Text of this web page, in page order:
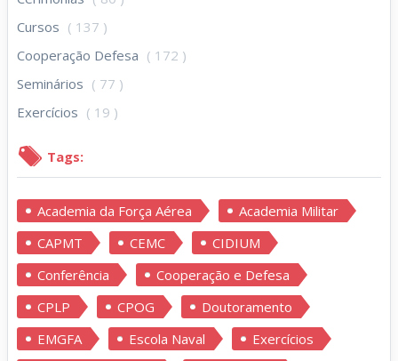
Cursos ( 137 )
Cooperação Defesa ( 172 )
Seminários ( 77 )
Exercícios ( 19 )
Tags:
Academia da Força Aérea
Academia Militar
CAPMT
CEMC
CIDIUM
Conferência
Cooperação e Defesa
CPLP
CPOG
Doutoramento
EMGFA
Escola Naval
Exercícios